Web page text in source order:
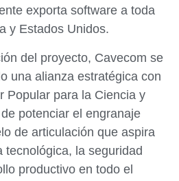
exporta software a toda
y Estados Unidos.
del proyecto, Cavecom se
una alianza estratégica con
Popular para la Ciencia y
potenciar el engranaje
de articulación que aspira
tecnológica, la seguridad
productivo en todo el